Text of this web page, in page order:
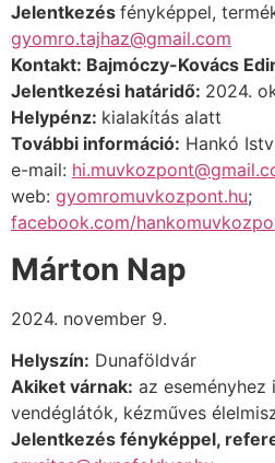
Jelentkezés fényképpel,
gyomro.tajhaz@gmail.com
Kontakt: Bajmóczy-Kovács
Jelentkezési határidő: 2024.
Helypénz: kialakítás alatt
További információ: Hankó
e-mail:
web: gyomromuvkozpont.hu;
facebook.com/
Márton Nap
2024. november 9.
Helyszín: Dunaföldvár
Akiket várnak: az eseményhez
vendéglátók, kézműves
Jelentkezés fényképpel,